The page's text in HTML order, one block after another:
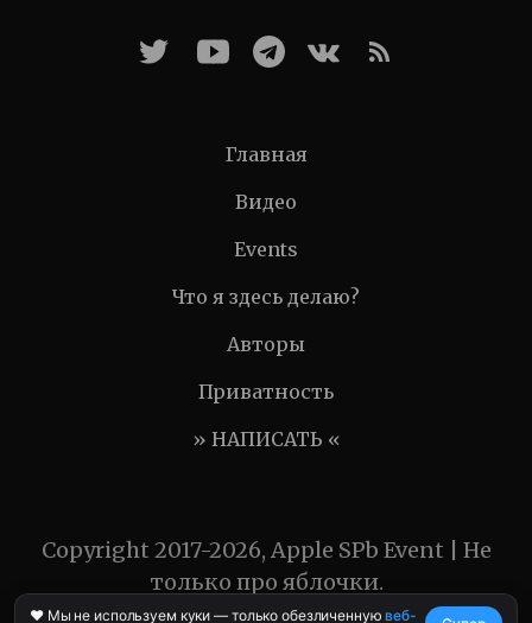
Главная
Видео
Events
Что я здесь делаю?
Авторы
Приватность
» НАПИСАТЬ «
Copyright 2017-2026, Apple SPb Event | Не
только про яблочки.
❤️ Мы не используем куки — только обезличеннуювеб-